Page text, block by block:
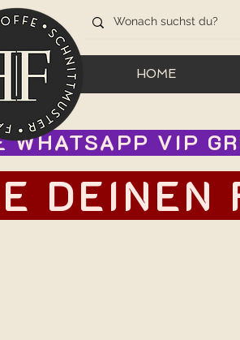
HOME
WHATSAPP VIP